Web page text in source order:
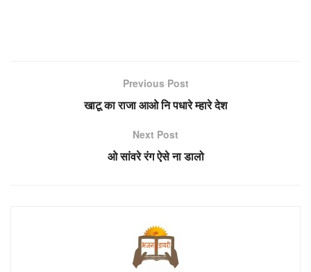
Previous Post
खाटू का राजा आओ नि पधारे म्हारे देश
Next Post
ओ सांवरे रंग ऐसे ना डालो